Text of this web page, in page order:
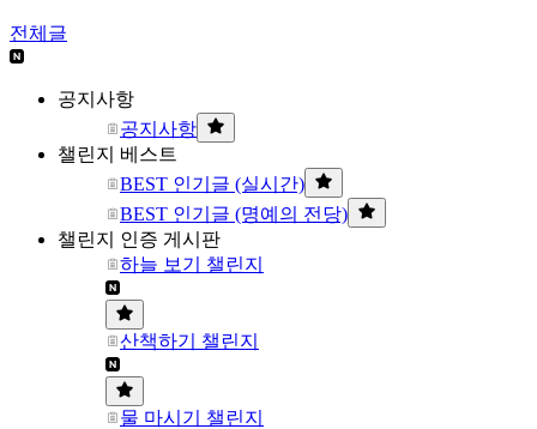
전체글
공지사항
공지사항
챌린지 베스트
BEST 인기글 (실시간)
BEST 인기글 (명예의 전당)
챌린지 인증 게시판
하늘 보기 챌린지
산책하기 챌린지
물 마시기 챌린지